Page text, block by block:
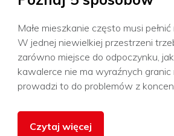
Małe mieszkanie często musi
W jednej niewielkiej przestrzeni
zarówno miejsce do odpoczynku,
kawalerce nie ma wyraźnych granic
prowadzi to do problemów z
Czytaj więcej